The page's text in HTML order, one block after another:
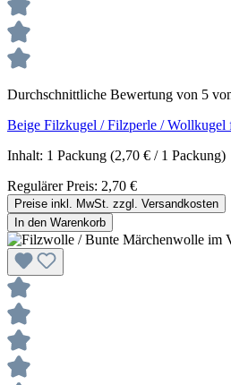
Durchschnittliche Bewertung von 5
Beige Filzkugel / Filzperle / Wollkugel
Inhalt: 1 Packung (2,70 € / 1 Packung)
Regulärer Preis: 2,70 €
Preise inkl. MwSt. zzgl. Versandkosten
In den Warenkorb